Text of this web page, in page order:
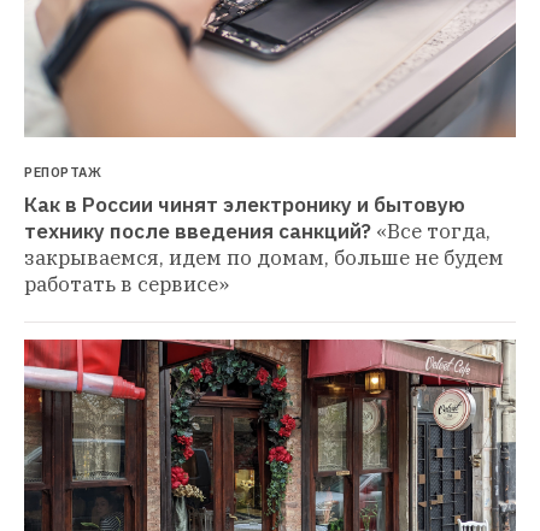
РЕПОРТАЖ
Как в России чинят электронику и бытовую
технику после введения санкций? «Все тогда,
закрываемся, идем по домам, больше не будем
работать в сервисе»